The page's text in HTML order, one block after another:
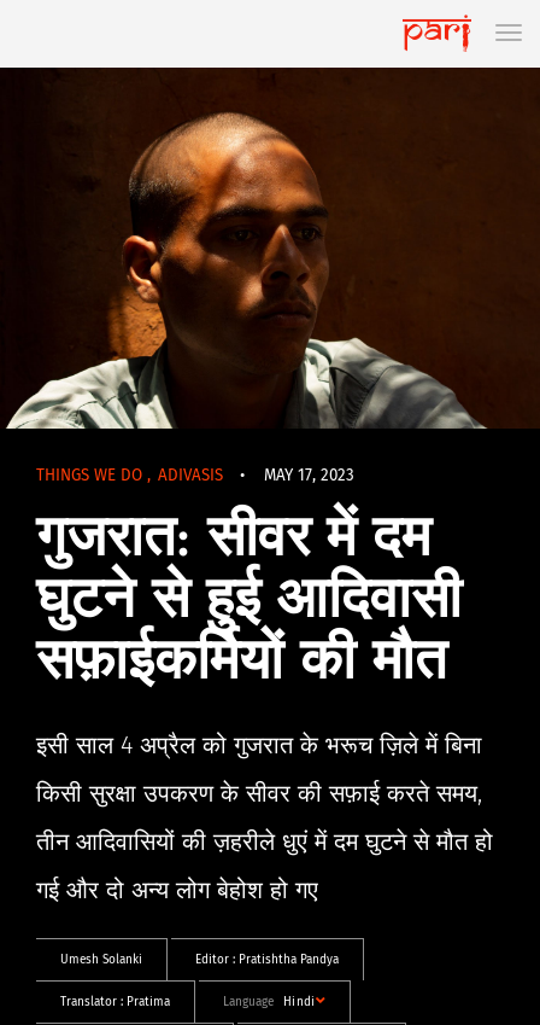
THINGS WE DO , ADIVASIS • MAY 17, 2023
गुजरात: सीवर में दम
घुटने से हुई आदिवासी
सफ़ाईकर्मियों की मौत
इसी साल 4 अप्रैल को गुजरात के भरूच ज़िले में बिना
किसी सुरक्षा उपकरण के सीवर की सफ़ाई करते समय,
तीन आदिवासियों की ज़हरीले धुएं में दम घुटने से मौत हो
गई और दो अन्य लोग बेहोश हो गए
Umesh Solanki Editor : Pratishtha Pandya
Translator : Pratima Language Hindi